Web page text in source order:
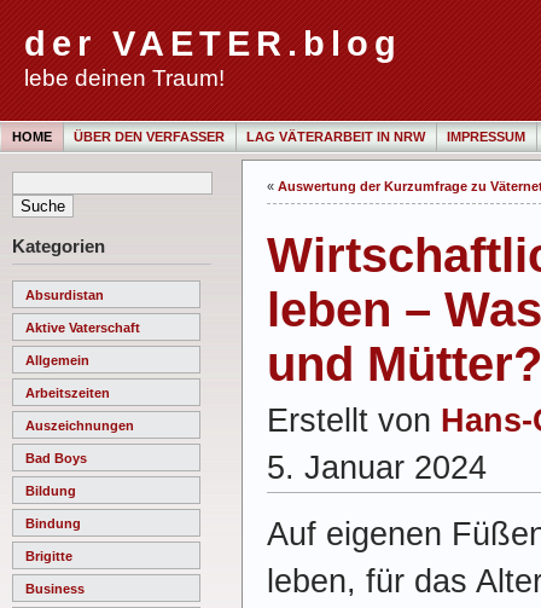
der VAETER.blog
lebe deinen Traum!
HOME ÜBER DEN VERFASSER LAG VÄTERARBEIT IN NRW IMPRESSUM
Kategorien
Absurdistan
Aktive Vaterschaft
Allgemein
Arbeitszeiten
Auszeichnungen
Bad Boys
Bildung
Bindung
Brigitte
Business
« Auswertung der Kurzumfrage zu
leben –
und Mütter?
Erstellt von
5. Januar 2024
Auf eigenen
leben, für das